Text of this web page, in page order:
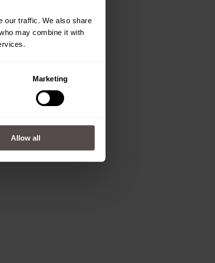
our traffic. We also share
may combine it with
Marketing
Allow all